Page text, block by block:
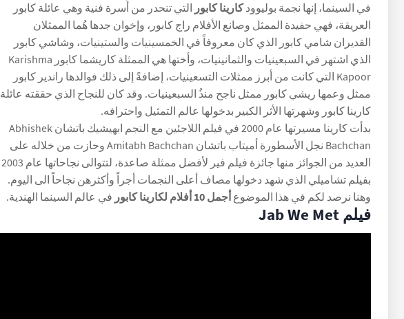
في السينما، إنها نجمة بوليوودكارينا كابور التي تنحدر من أُسرة فنية وهي عائلة كابور
العريقة، فهي حفيدة الممثل وصانع الأفلام راج كابور، وإخوان جدها هُما الممثلان
القديران شامي كابور الذي كان معروفاً في الخمسينيات والستينيات، وشاشي كابور
الذي اشتهر في السبعينيات والثمانينيات، وأختها هي الممثلة كاريشما كابور Karishma
Kapoor التي كانت من أبرز ممثلات التسعينيات، إضافةً إلى ذلك فوالدها راندير كابور
ممثل وعمها ريشي كابور ممثل ناجح منذُ السبعينيات. وقد كان للنجاح الذي حققته عائلة
كارينا كابور وشهرتها الأثر الكبير بدخولها عالم التمثيل واحترافه.
بدأت كارينا مسيرتها عام 2000 في فيلم اللاجئين مع النجم ابهيشيك باتشان Abhishek
Bachchan نجل الأسطورة أميتاب باتشان Amitabh Bachchan وحازت من خلاله على
العديد من الجوائز منها جائزة فيلم فير لأفضل ممثلة صاعدة، لتتوالى نجاحاتها عام 2003
بفيلم تشاميلي الذي شهد دخولها مصاف أعلى النجمات أجراً وأكثرهن نجاحاً الى اليوم.
وهنا نرصد لكم في هذا الموضوع أجمل 10 أفلام لكارينا كابور في عالم السينما الهندية.
فيلم Jab We Met